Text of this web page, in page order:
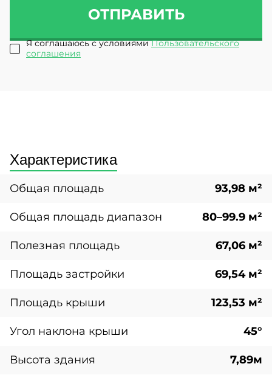
ОТПРАВИТЬ
Я соглашаюсь с условиямиПользовательского
соглашения
Характеристика
Общая площадь 93,98 м²
Общая площадь диапазон 80–99.9 м²
Полезная площадь 67,06 м²
Площадь застройки 69,54 м²
Площадь крыши 123,53 м²
Угол наклона крыши 45°
Высота здания 7,89м